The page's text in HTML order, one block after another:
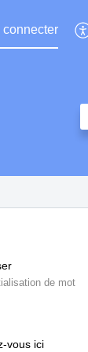
connecter
de mot
vous ici